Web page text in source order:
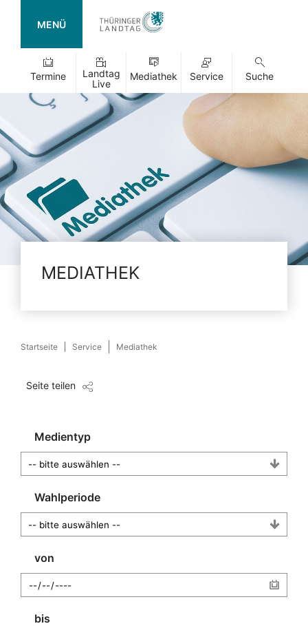
MENÜ
Termine
Landtag
Live
Mediathek Service Suche
MEDIATHEK
Startseite Service Mediathek
Seite teilen
Medientyp
Wahlperiode
von
bis